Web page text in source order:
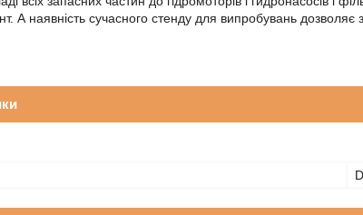
А наявність сучасного стенду для випробувань дозволяє